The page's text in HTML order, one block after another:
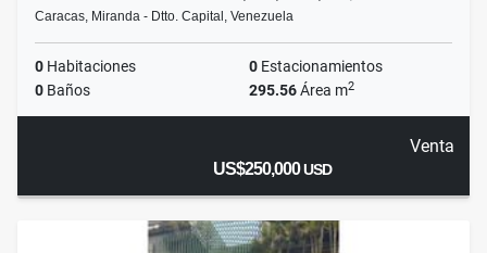
Caracas, Miranda - Dtto. Capital, Venezuela
0 Habitaciones 0 Estacionamientos
0 Baños 295.56Área m2
Venta
US$250,000USD